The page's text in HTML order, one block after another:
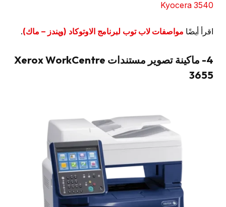
Kyocera 3540
اقرأ أيضًا مواصفات لاب توب لبرنامج الاوتوكاد (ويندز – ماك).
4- ماكينة تصوير مستندات Xerox WorkCentre
3655